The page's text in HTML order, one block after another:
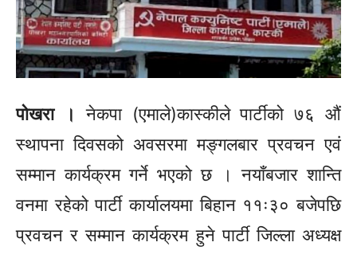
पोखरा । नेकपा (एमाले)कास्कीले पार्टीको ७६ औं
स्थापना दिवसको अवसरमामङ्गलबार प्रवचन एवं
सम्मान कार्यक्रम गर्ने भएको छ । नयाँबजार शान्ति
वनमा रहेको पार्टी कार्यालयमा बिहान ११ः३० बजेपछि
प्रवचन र सम्मान कार्यक्रम हुने पार्टी जिल्ला अध्यक्ष